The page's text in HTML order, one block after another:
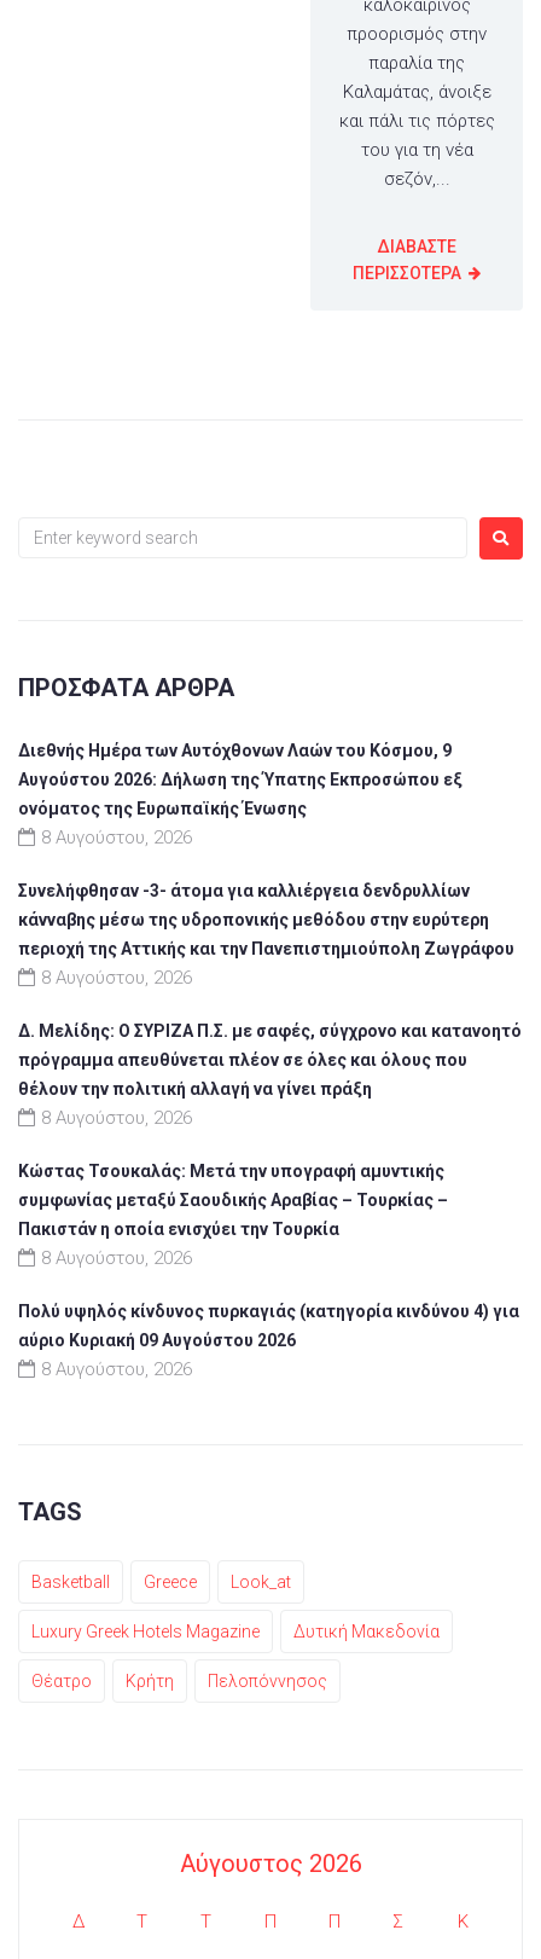
καλοκαιρινός
προορισμός στην
παραλία της
Καλαμάτας, άνοιξε
και πάλι τις πόρτες
του για τη νέα
σεζόν,...
ΔΙΑΒΑΣΤΕ
ΠΕΡΙΣΣΟΤΕΡΑ
ΠΡΌΣΦΑΤΑ ΆΡΘΡΑ
Διεθνής Ημέρα των Αυτόχθονων Λαών του Κόσμου, 9
Αυγούστου 2026: Δήλωση της Ύπατης Εκπροσώπου εξ
ονόματος της Ευρωπαϊκής Ένωσης
8 Αυγούστου, 2026
Συνελήφθησαν -3- άτομα για καλλιέργεια δενδρυλλίων
κάνναβης μέσω της υδροπονικής μεθόδου στην ευρύτερη
περιοχή της Αττικής και την Πανεπιστημιούπολη Ζωγράφου
8 Αυγούστου, 2026
Δ. Μελίδης: Ο ΣΥΡΙΖΑ Π.Σ. με σαφές, σύγχρονο και κατανοητό
πρόγραμμα απευθύνεται πλέον σε όλες και όλους που
θέλουν την πολιτική αλλαγή να γίνει πράξη
8 Αυγούστου, 2026
Κώστας Τσουκαλάς: Μετά την υπογραφή αμυντικής
συμφωνίας μεταξύ Σαουδικής Αραβίας – Τουρκίας –
Πακιστάν η οποία ενισχύει την Τουρκία
8 Αυγούστου, 2026
Πολύ υψηλός κίνδυνος πυρκαγιάς (κατηγορία κινδύνου 4) για
αύριο Κυριακή 09 Αυγούστου 2026
8 Αυγούστου, 2026
TAGS
Basketball Greece Look_at
Luxury Greek Hotels Magazine Δυτική Μακεδονία
Θέατρο Κρήτη Πελοπόννησος
Αύγουστος 2026
Δ Τ Τ Π Π Σ Κ